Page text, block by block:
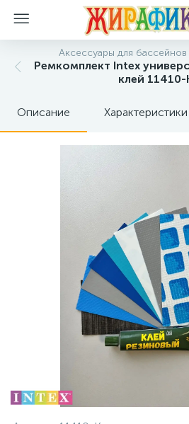
Аксессуары для
Ремкомплект Intex
клей 11410-
Описание Характеристики